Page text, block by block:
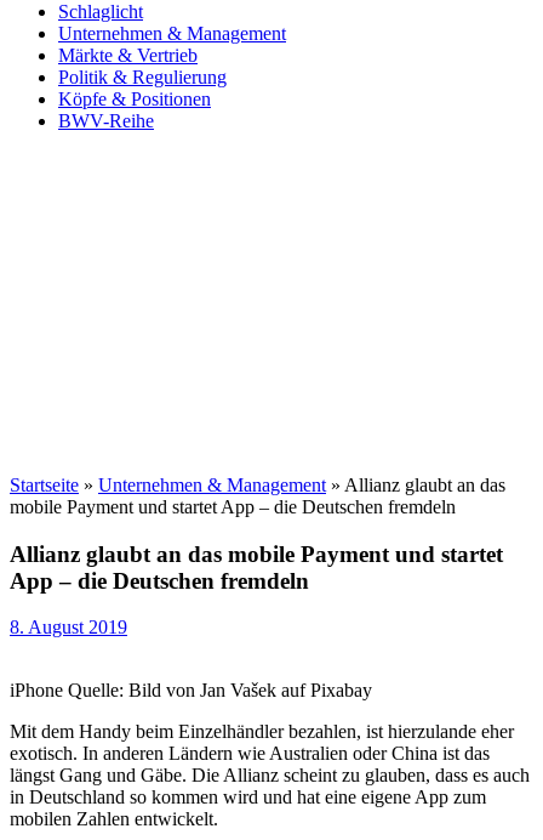
Schlaglicht
Unternehmen & Management
Märkte & Vertrieb
Politik & Regulierung
Köpfe & Positionen
BWV-Reihe
Startseite » Unternehmen & Management » Allianz glaubt an das
mobile Payment und startet App – die Deutschen fremdeln
Allianz glaubt an das mobile Payment und startet
App – die Deutschen fremdeln
8. August 2019
iPhone Quelle: Bild von Jan Vašek auf Pixabay
Mit dem Handy beim Einzelhändler bezahlen, ist hierzulande eher
exotisch. In anderen Ländern wie Australien oder China ist das
längst Gang und Gäbe. Die Allianz scheint zu glauben, dass es auch
in Deutschland so kommen wird und hat eine eigene App zum
mobilen Zahlen entwickelt.